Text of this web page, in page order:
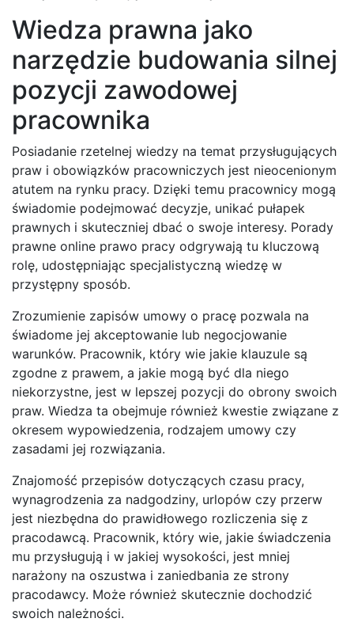
Wiedza prawna jako
narzędzie budowania silnej
pozycji zawodowej
pracownika
Posiadanie rzetelnej wiedzy na temat przysługujących
praw i obowiązków pracowniczych jest nieocenionym
atutem na rynku pracy. Dzięki temu pracownicy mogą
świadomie podejmować decyzje, unikać pułapek
prawnych i skuteczniej dbać o swoje interesy. Porady
prawne online prawo pracy odgrywają tu kluczową
rolę, udostępniając specjalistyczną wiedzę w
przystępny sposób.
Zrozumienie zapisów umowy o pracę pozwala na
świadome jej akceptowanie lub negocjowanie
warunków. Pracownik, który wie jakie klauzule są
zgodne z prawem, a jakie mogą być dla niego
niekorzystne, jest w lepszej pozycji do obrony swoich
praw. Wiedza ta obejmuje również kwestie związane z
okresem wypowiedzenia, rodzajem umowy czy
zasadami jej rozwiązania.
Znajomość przepisów dotyczących czasu pracy,
wynagrodzenia za nadgodziny, urlopów czy przerw
jest niezbędna do prawidłowego rozliczenia się z
pracodawcą. Pracownik, który wie, jakie świadczenia
mu przysługują i w jakiej wysokości, jest mniej
narażony na oszustwa i zaniedbania ze strony
pracodawcy. Może również skutecznie dochodzić
swoich należności.